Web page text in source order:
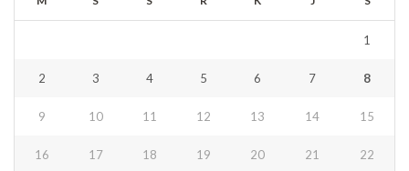
1
2 3 4 5 6 7 8
9 10 11 12 13 14 15
16 17 18 19 20 21 22